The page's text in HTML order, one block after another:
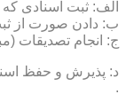
الف: ثبت اسنادی كه
ب: دادن صورت از
ج: انجام تصدیقات
د: پذیرش و حفظ
.